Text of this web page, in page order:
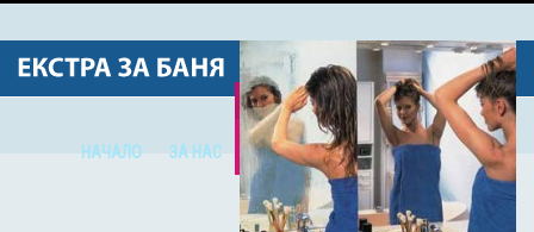
НАЧАЛО ЗА НАС НАГРЕВАТЕЛИ ЗА ОГЛЕДАЛА